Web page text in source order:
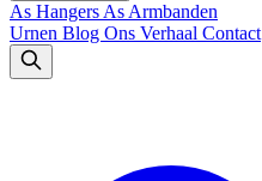
As Hangers As Armbanden
Urnen Blog Ons Verhaal Contact